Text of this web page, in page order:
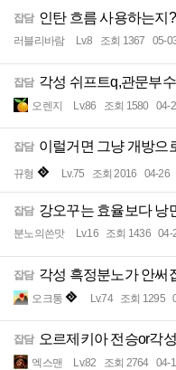
잡담 인탄 흐름 사용하는지?
러블리바람 Lv.8 조회 1367 05-
잡담 각성 쉬프트q,관문부
오렌지 Lv.86 조회 1580 04-
잡담 이럴거면 그냥 개방으
뀨형 Lv.75 조회 2016 04-26
잡담 강오꾸는 효율보다 낭
분노의쓴맛 Lv.16 조회 1436 04-
잡담 각성 흑정분노가 안써
오크통 Lv.74 조회 1295
잡담 오르제키아 전승or각성
엑스맨 Lv.82 조회 2764 04-